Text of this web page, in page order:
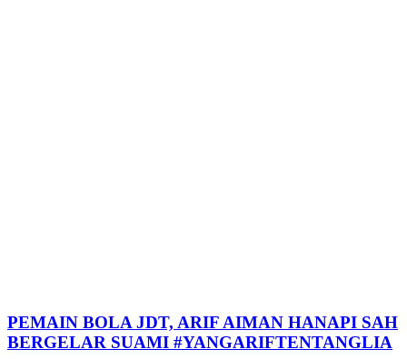
PEMAIN BOLA JDT, ARIF AIMAN HANAPI SAH
BERGELAR SUAMI #YANGARIFTENTANGLIA